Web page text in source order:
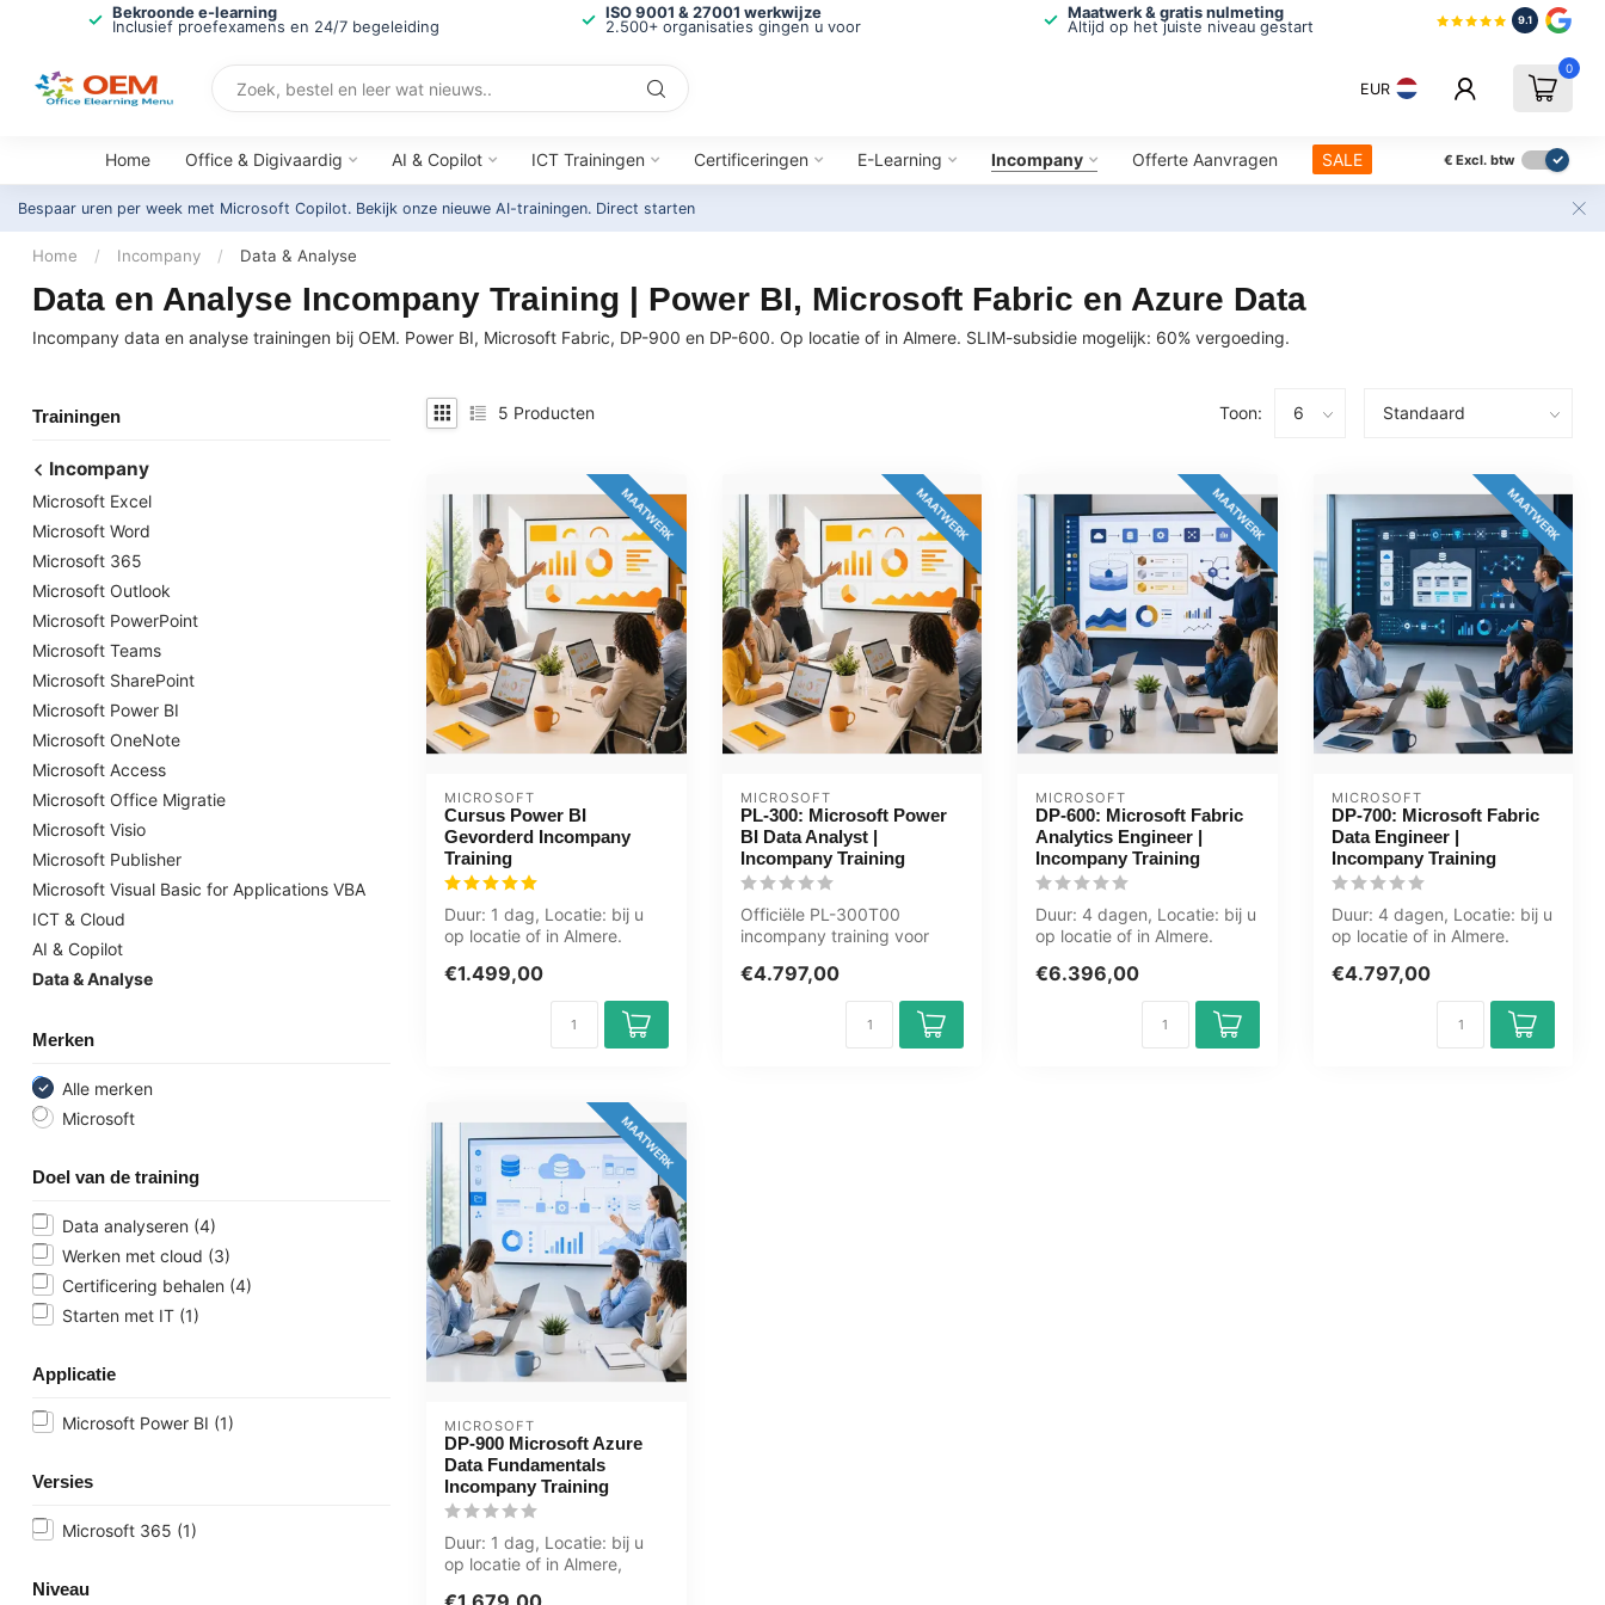
Bekroonde e-learning
Inclusief proefexamens en 24/7 begeleiding
ISO 9001 & 27001 werkwijze
2.500+ organisaties gingen u voor
Maatwerk & gratis nulmeting
Altijd op het juiste niveau gestart
9.1
EUR
0
Home Office & Digivaardig AI & Copilot ICT Trainingen Certificeringen E-Learning Incompany Offerte Aanvragen SALE € Excl. btw
Bespaar uren per week met Microsoft Copilot. Bekijk onze nieuwe AI-trainingen. Direct starten
Home / Incompany / Data & Analyse
Data en Analyse Incompany Training | Power BI, Microsoft Fabric en Azure Data
Incompany data en analyse trainingen bij OEM. Power BI, Microsoft Fabric, DP-900 en DP-600. Op locatie of in Almere. SLIM-subsidie mogelijk: 60% vergoeding.
Trainingen
Incompany
Microsoft Excel
Microsoft Word
Microsoft 365
Microsoft Outlook
Microsoft PowerPoint
Microsoft Teams
Microsoft SharePoint
Microsoft Power BI
Microsoft OneNote
Microsoft Access
Microsoft Office Migratie
Microsoft Visio
Microsoft Publisher
Microsoft Visual Basic for Applications VBA
ICT & Cloud
AI & Copilot
Data & Analyse
Merken
Alle merken
Microsoft
Doel van de training
Data analyseren (4)
Werken met cloud (3)
Certificering behalen (4)
Starten met IT (1)
Applicatie
Microsoft Power BI (1)
Versies
Microsoft 365 (1)
Niveau
5 Producten Toon:
MAATWERK
MICROSOFT
Cursus Power BI
Gevorderd Incompany
Training
Duur: 1 dag, Locatie: bij u
op locatie of in Almere.
Utrecht....
€1.499,00
MAATWERK
MICROSOFT
PL-300: Microsoft Power
BI Data Analyst |
Incompany Training
Officiële PL-300T00
incompany training voor
volled...
€4.797,00
MAATWERK
MICROSOFT
DP-600: Microsoft Fabric
Analytics Engineer |
Incompany Training
Duur: 4 dagen, Locatie: bij u
op locatie of in Almere.
€6.396,00
MAATWERK
MICROSOFT
DP-700: Microsoft Fabric
Data Engineer |
Incompany Training
Duur: 4 dagen, Locatie: bij u
op locatie of in Almere.
€4.797,00
MAATWERK
MICROSOFT
DP-900 Microsoft Azure
Data Fundamentals
Incompany Training
Duur: 1 dag, Locatie: bij u
op locatie of in Almere,